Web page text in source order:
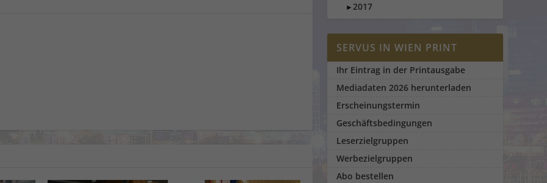
►2017
SERVUS IN WIEN PRINT
Ihr Eintrag in der Printausgabe
Mediadaten 2026 herunterladen
Erscheinungstermin
Geschäftsbedingungen
Leserzielgruppen
Werbezielgruppen
Abo bestellen